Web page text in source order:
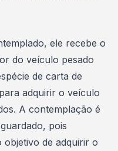
ele recebe o
do veículo pesado
de carta de
adquirir o veículo
A contemplação é
pois
de adquirir o